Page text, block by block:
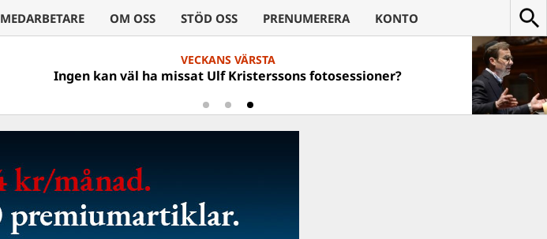
MEDARBETARE OM OSS STÖD OSS PRENUMERERA KONTO
VECKANS VÄRSTA
Ingen kan väl ha missat Ulf Kristerssons fotosessioner?